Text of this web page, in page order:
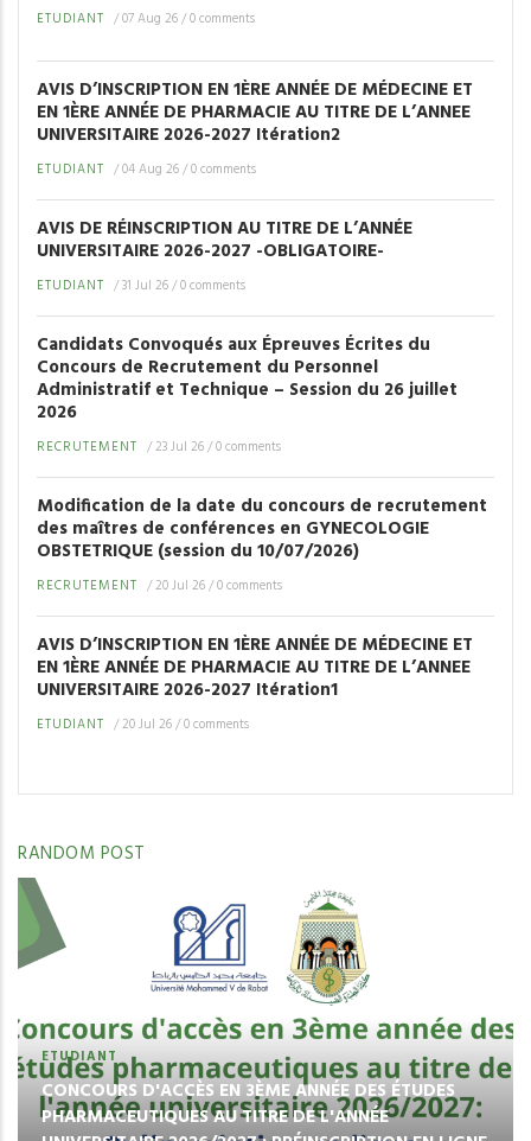
ETUDIANT /07 Aug 26/0 comments
AVIS D’INSCRIPTION EN 1ÈRE ANNÉE DE MÉDECINE ET
EN 1ÈRE ANNÉE DE PHARMACIE AU TITRE DE L’ANNEE
UNIVERSITAIRE 2026-2027 Itération2
ETUDIANT /04 Aug 26/0 comments
AVIS DE RÉINSCRIPTION AU TITRE DE L’ANNÉE
UNIVERSITAIRE 2026-2027 -OBLIGATOIRE-
ETUDIANT /31 Jul 26/0 comments
Candidats Convoqués aux Épreuves Écrites du
Concours de Recrutement du Personnel
Administratif et Technique – Session du 26 juillet
2026
RECRUTEMENT /23 Jul 26/0 comments
Modification de la date du concours de recrutement
des maîtres de conférences en GYNECOLOGIE
OBSTETRIQUE (session du 10/07/2026)
RECRUTEMENT /20 Jul 26/0 comments
AVIS D’INSCRIPTION EN 1ÈRE ANNÉE DE MÉDECINE ET
EN 1ÈRE ANNÉE DE PHARMACIE AU TITRE DE L’ANNEE
UNIVERSITAIRE 2026-2027 Itération1
ETUDIANT /20 Jul 26/0 comments
RANDOM POST
ETUDIANT
CONCOURS D'ACCÈS EN 3ÈME ANNÉE DES ÉTUDES
PHARMACEUTIQUES AU TITRE DE L'ANNÉE